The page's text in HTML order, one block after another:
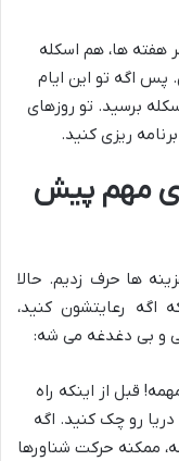
هفته ها، هم اسکله
اگه تو این ایام
برسید. تو روزهای
ریزی کنید.
مهم پیش
ها حرف زدیم. حالا
اگه رعایتشون کنید،
و بی دغدغه می شه:
قبل از اینکه راه
رو چک کنید. اگه
ممکنه حرکت شناورها